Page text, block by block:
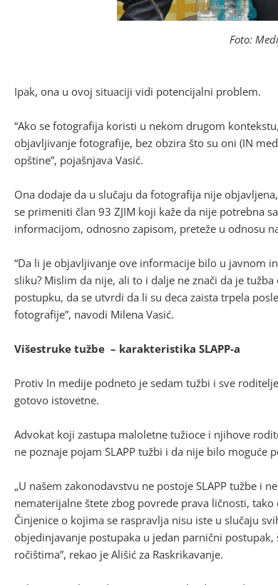
Foto:
Ipak, ona u ovoj situaciji vidi potencijalni problem.
“Ako se fotografija koristi u nekom drugom
objavljivanje fotografije, bez obzira što su oni (IN
opštine”, pojašnjava Vasić.
Ona dodaje da u slučaju da fotografija nije
se primeniti član 93 ZJIM koji kaže da nije potrebna
informacijom, odnosno zapisom, preteže u odnosu
“Da li je objavljivanje ove informacije bilo u javnom
sliku? Mislim da nije, ali to i dalje ne znači da je
postupku, da se utvrdi da li su deca zaista trpela
fotografije”, navodi Milena Vasić.
Višestruke tužbe – karakteristika SLAPP-a
Protiv In medije podneto je sedam tužbi i sve
gotovo istovetne.
Advokat koji zastupa maloletne tužioce i njihove
ne poznaje pojam SLAPP tužbi i da nije bilo moguće
„U našem zakonodavstvu ne postoje SLAPP tužbe i
nematerijalne štete zbog povrede prava ličnosti,
Činjenice o kojima se raspravlja nisu iste u slučaju
objedinjavanje postupaka u jedan parnični
ročištima”, rekao je Ališić za Raskrikavanje.